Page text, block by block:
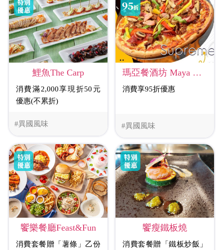
#異國風味
鯉魚The Carp
消費滿2,000享現折50元
優惠(不累折)
#異國風味
瑪亞餐酒坊 Maya Bistro
消費享95折優惠
饗樂餐廳Feast&Fun
消費套餐贈「薯條」乙份
饗瘦鐵板燒
消費套餐贈「鐵板炒飯」